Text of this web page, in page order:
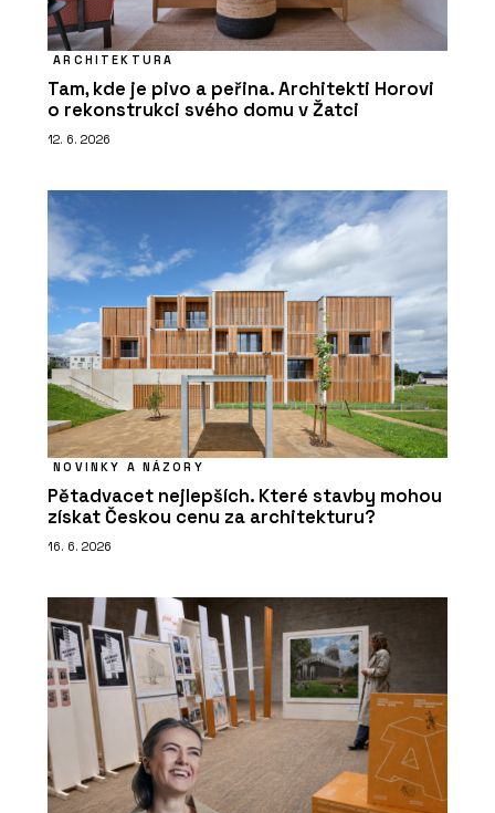
ARCHITEKTURA
Tam, kde je pivo a peřina. Architekti Horovi
o rekonstrukci svého domu v Žatci
12. 6. 2026
NOVINKY A NÁZORY
Pětadvacet nejlepších. Které stavby mohou
získat Českou cenu za architekturu?
16. 6. 2026